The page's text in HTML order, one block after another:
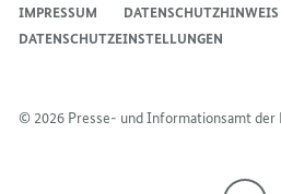
© 2026 Presse- und Informationsamt der
IMPRESSUM DATENSCHUTZHINWEIS
DATENSCHUTZEINSTELLUNGEN
Nach